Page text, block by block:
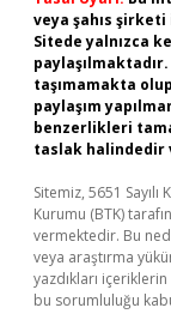
veya şahıs
Sitede yalnızca
taşımamakta
paylaşım
benzerlikleri
taslak halindedir
Sitemiz, 5651
Kurumu (BTK)
vermektedir. Bu
veya araştırma
yazdıkları
bu sorumluluğu